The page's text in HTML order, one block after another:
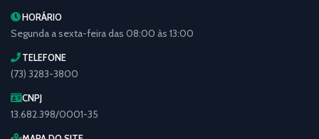
HORÁRIO
Segunda a sexta-feira das 08:00 às 13:00
TELEFONE
(73) 3283-3800
CNPJ
13.682.398/0001-35